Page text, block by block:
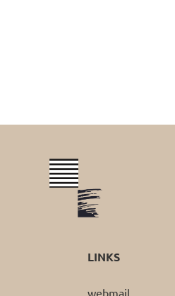
LINKS
webmail